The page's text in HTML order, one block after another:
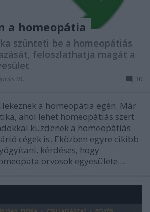
a homeopátia
szünteti be a homeopátiás
feloszlathatja magát a
01. 30
a homeopátia egén. Már
ahol lehet homeopátiás szert
küzdenek a homeopátiás
cégek is. Eközben egyre cikibb
kérdéses, hogy
orvosok egyesülete.…